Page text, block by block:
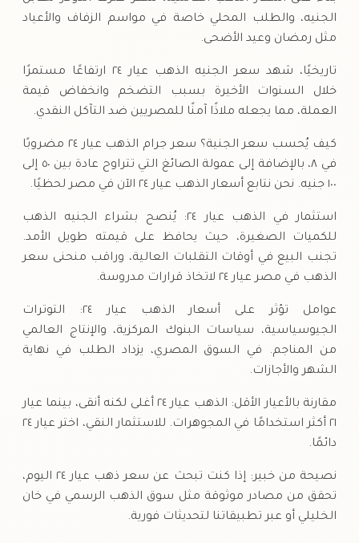
الجنيه، والطلب المحلي خاصة في مواسم الزفاف والأعياد
مثل رمضان وعيد الأضحى.
تاريخيًا، شهد سعر الجنيه الذهب عيار ٢٤ ارتفاعًا مستمرًا
خلال السنوات الأخيرة بسبب التضخم وانخفاض قيمة
العملة، مما يجعله ملاذًا آمنًا للمصريين ضد التآكل النقدي.
كيف يُحسب سعر الجنية؟ سعر جرام الذهب عيار ٢٤ مضروبًا
في ٨، بالإضافة إلى عمولة الصائغ التي تتراوح عادة بين ٥٠ إلى
١٠٠ جنيه. نحن نتابع أسعار الذهب عيار ٢٤ الآن في مصر لحظيًا.
استثمار في الذهب عيار ٢٤: يُنصح بشراء الجنيه الذهب
للكميات الصغيرة، حيث يحافظ على قيمته طويل الأمد.
تجنب البيع في أوقات التقلبات العالية، وراقب منحنى سعر
الذهب في مصر عيار ٢٤ لاتخاذ قرارات مدروسة.
عوامل تؤثر على أسعار الذهب عيار ٢٤: التوترات
الجيوسياسية، سياسات البنوك المركزية، والإنتاج العالمي
من المناجم. في السوق المصري، يزداد الطلب في نهاية
الشهر والأجازات.
مقارنة بالأعيار الأقل: الذهب عيار ٢٤ أغلى لكنه أنقى، بينما عيار
٢١ أكثر استخدامًا في المجوهرات. للاستثمار النقي، اختر عيار ٢٤
دائمًا.
نصيحة من خبير: إذا كنت تبحث عن سعر ذهب عيار ٢٤ اليوم،
تحقق من مصادر موثوقة مثل سوق الذهب الرسمي في خان
الخليلي أو عبر تطبيقاتنا لتحديثات فورية.